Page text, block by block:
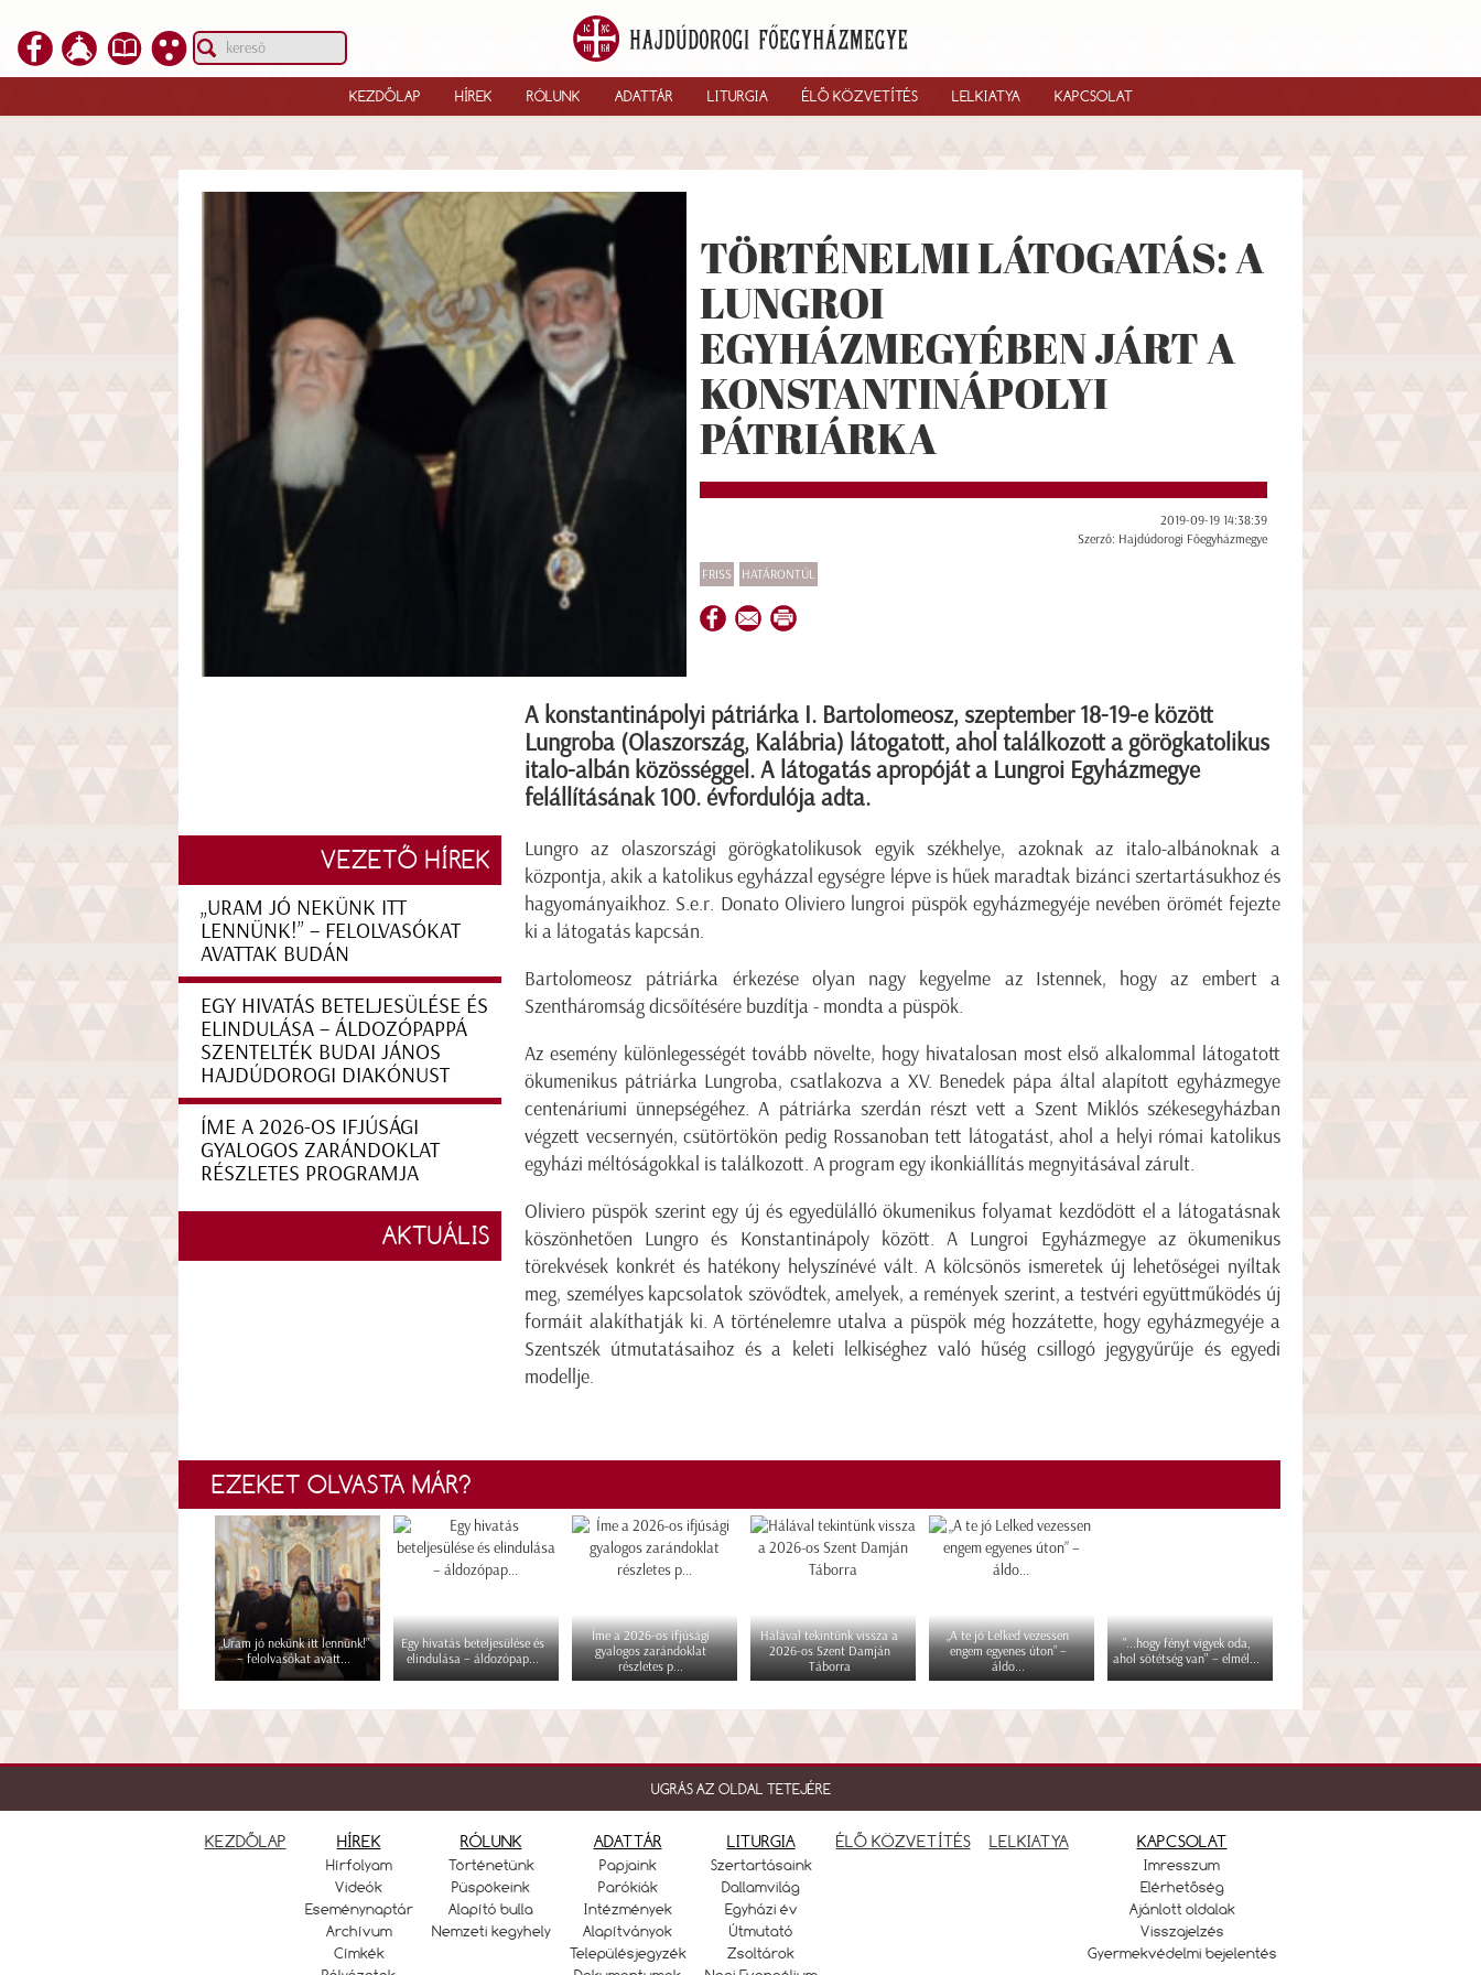
KEZDŐLAP HÍREK RÓLUNK ADATTÁR LITURGIA ÉLŐ KÖZVETÍTÉS LELKIATYA KAPCSOLAT
TÖRTÉNELMI LÁTOGATÁS: A
LUNGROI
EGYHÁZMEGYÉBEN JÁRT A
KONSTANTINÁPOLYI
PÁTRIÁRKA
2019-09-19 14:38:39
Szerző: Hajdúdorogi Főegyházmegye
FRISS HATÁRONTÚL
A konstantinápolyi pátriárka I. Bartolomeosz, szeptember 18-19-e között
Lungroba (Olaszország, Kalábria) látogatott, ahol találkozott a görögkatolikus
italo-albán közösséggel. A látogatás apropóját a Lungroi Egyházmegye
felállításának 100. évfordulója adta.
Lungro az olaszországi görögkatolikusok egyik székhelye, azoknak az italo-albánoknak a
központja, akik a katolikus egyházzal egységre lépve is hűek maradtak bizánci szertartásukhoz és
hagyományaikhoz. S.e.r. Donato Oliviero lungroi püspök egyházmegyéje nevében örömét fejezte
ki a látogatás kapcsán.
Bartolomeosz pátriárka érkezése olyan nagy kegyelme az Istennek, hogy az embert a
Szentháromság dicsőítésére buzdítja - mondta a püspök.
Az esemény különlegességét tovább növelte, hogy hivatalosan most első alkalommal látogatott
ökumenikus pátriárka Lungroba, csatlakozva a XV. Benedek pápa által alapított egyházmegye
centenáriumi ünnepségéhez. A pátriárka szerdán részt vett a Szent Miklós székesegyházban
végzett vecsernyén, csütörtökön pedig Rossanoban tett látogatást, ahol a helyi római katolikus
egyházi méltóságokkal is találkozott. A program egy ikonkiállítás megnyitásával zárult.
Oliviero püspök szerint egy új és egyedülálló ökumenikus folyamat kezdődött el a látogatásnak
köszönhetően Lungro és Konstantinápoly között. A Lungroi Egyházmegye az ökumenikus
törekvések konkrét és hatékony helyszínévé vált. A kölcsönös ismeretek új lehetőségei nyíltak
meg, személyes kapcsolatok szövődtek, amelyek, a remények szerint, a testvéri együttműködés új
formáit alakíthatják ki. A történelemre utalva a püspök még hozzátette, hogy egyházmegyéje a
Szentszék útmutatásaihoz és a keleti lelkiséghez való hűség csillogó jegygyűrűje és egyedi
modellje.
VEZETŐ HÍREK
„URAM JÓ NEKÜNK ITT
LENNÜNK!” – FELOLVASÓKAT
AVATTAK BUDÁN
EGY HIVATÁS BETELJESÜLÉSE ÉS
ELINDULÁSA – ÁLDOZÓPAPPÁ
SZENTELTÉK BUDAI JÁNOS
HAJDÚDOROGI DIAKÓNUST
ÍME A 2026-OS IFJÚSÁGI
GYALOGOS ZARÁNDOKLAT
RÉSZLETES PROGRAMJA
AKTUÁLIS
EZEKET OLVASTA MÁR?
„Uram jó nekünk itt lennünk!”
– felolvasókat avatt...
Egy hivatás beteljesülése és
elindulása – áldozópap...
Íme a 2026-os ifjúsági
gyalogos zarándoklat
részletes p...
Hálával tekintünk vissza a
2026-os Szent Damján
Táborra
„A te jó Lelked vezessen
engem egyenes úton” –
áldo...
"...hogy fényt vigyek oda,
ahol sötétség van" – elmél...
UGRÁS AZ OLDAL TETEJÉRE
KEZDŐLAP HÍREK
Hírfolyam
Videók
Eseménynaptár
Archívum
Címkék
RÓLUNK
Történetünk
Püspökeink
Alapító bulla
Nemzeti kegyhely
ADATTÁR
Papjaink
Parókiák
Intézmények
Alapítványok
Településjegyzék
LITURGIA
Szertartásaink
Dallamvilág
Egyházi év
Útmutató
Zsoltárok
ÉLŐ KÖZVETÍTÉS LELKIATYA KAPCSOLAT
Imresszum
Elérhetőség
Ajánlott oldalak
Visszajelzés
Gyermekvédelmi bejelentés